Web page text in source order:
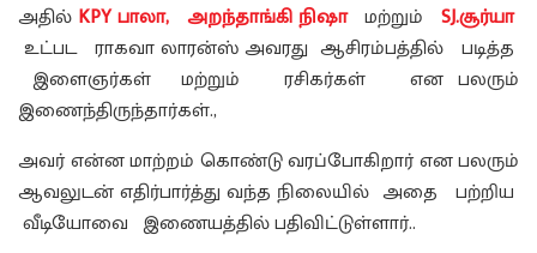
அதில் KPY பாலா, அறந்தாங்கி நிஷாமற்றும் SJ.சூர்யா
உட்பட ராகவா லாரன்ஸ் அவரது ஆசிரம்பத்தில் படித்த
இளைஞர்கள் மற்றும் ரசிகர்கள் என பலரும்
இணைந்திருந்தார்கள்.,
அவர் என்ன மாற்றம் கொண்டு வரப்போகிறார் என பலரும்
ஆவலுடன் எதிர்பார்த்து வந்த நிலையில் அதை பற்றிய
வீடியோவை இணையத்தில் பதிவிட்டுள்ளார்..